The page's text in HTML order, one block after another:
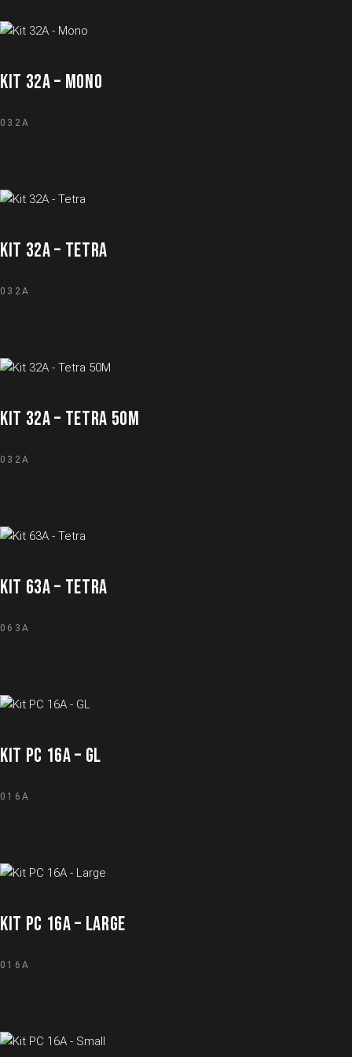
KIT 32A – MONO
032A
KIT 32A – TETRA
032A
KIT 32A – TETRA 50M
032A
KIT 63A – TETRA
063A
KIT PC 16A – GL
016A
KIT PC 16A – LARGE
016A